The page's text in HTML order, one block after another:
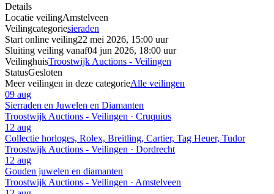
Details
Locatie veilingAmstelveen
Veilingcategoriesieraden
Start online veiling22 mei 2026, 15:00 uur
Sluiting veiling vanaf04 jun 2026, 18:00 uur
VeilinghuisTroostwijk Auctions - Veilingen
StatusGesloten
Meer veilingen in deze categorieAlle veilingen
09 aug
Sierraden en Juwelen en Diamanten
Troostwijk Auctions - Veilingen · Cruquius
12 aug
Collectie horloges, Rolex, Breitling, Cartier, Tag Heuer, Tudor
Troostwijk Auctions - Veilingen · Dordrecht
12 aug
Gouden juwelen en diamanten
Troostwijk Auctions - Veilingen · Amstelveen